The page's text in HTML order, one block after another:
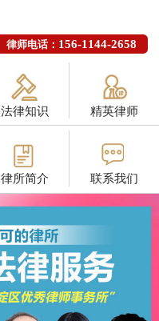
律师电话： 156-1144-2658
法律知识 精英律师
律所简介 联系我们